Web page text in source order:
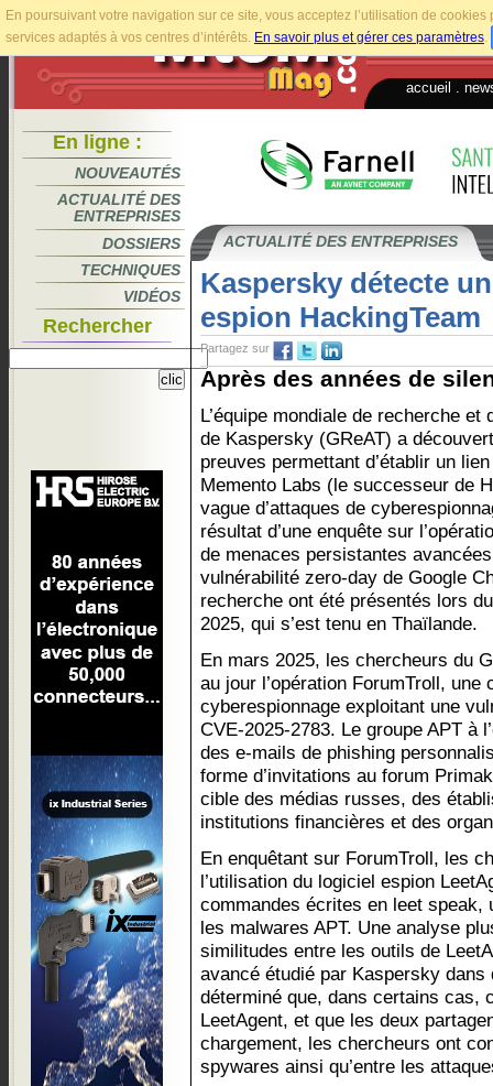
En poursuivant votre navigation sur ce site, vous acceptez l’utilisation de
services adaptés à vos centres d’intérêts. En savoir plus et gérer ces paramètres.
accueil
En ligne :
NOUVEAUTÉS
ACTUALITÉ DES
ENTREPRISES
DOSSIERS
TECHNIQUES
VIDÉOS
Rechercher
ACTUALITÉ DES ENTREPRISES
Kaspersky détecte
espion HackingTeam
Partagez sur
Après des années de
L’équipe mondiale de recherche et
de Kaspersky (GReAT) a
preuves permettant d’établir un
Memento Labs (le successeur de
vague d’attaques de
résultat d’une enquête sur
de menaces persistantes
vulnérabilité zero-day de Google
recherche ont été présentés lors
2025, qui s’est tenu en Thaïlande.
En mars 2025, les chercheurs du
au jour l’opération ForumTroll, une
cyberespionnage exploitant une
CVE-2025-2783. Le groupe APT à
des e-mails de phishing
forme d’invitations au forum
cible des médias russes, des
institutions financières et des
En enquêtant sur ForumTroll, les
l’utilisation du logiciel espion
commandes écrites en leet speak,
les malwares APT. Une analyse
similitudes entre les outils de
avancé étudié par Kaspersky dans
déterminé que, dans certains cas,
LeetAgent, et que les deux
chargement, les chercheurs ont
spywares ainsi qu’entre les